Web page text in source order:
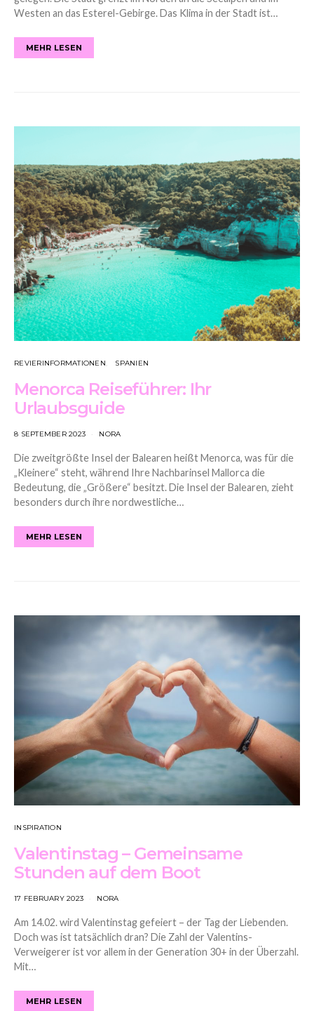
Westen an das Esterel-Gebirge. Das Klima in der Stadt ist…
MEHR LESEN
REVIERINFORMATIONEN SPANIEN
Menorca Reiseführer: Ihr
Urlaubsguide
8 SEPTEMBER 2023 NORA
Die zweitgrößte Insel der Balearen heißt Menorca, was für die
„Kleinere“ steht, während Ihre Nachbarinsel Mallorca die
Bedeutung, die „Größere“ besitzt. Die Insel der Balearen, zieht
besonders durch ihre nordwestliche…
MEHR LESEN
INSPIRATION
Valentinstag – Gemeinsame
Stunden auf dem Boot
17 FEBRUARY 2023 NORA
Am 14.02. wird Valentinstag gefeiert – der Tag der Liebenden.
Doch was ist tatsächlich dran? Die Zahl der Valentins-
Verweigerer ist vor allem in der Generation 30+ in der Überzahl.
Mit…
MEHR LESEN